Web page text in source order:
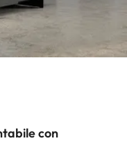
con